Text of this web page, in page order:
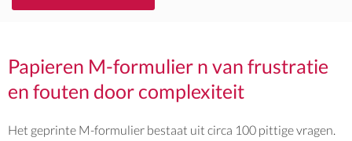
Papieren M-formulier n van frustratie
en fouten door complexiteit
Het geprinte M-formulier bestaat uit circa 100 pittige vragen.